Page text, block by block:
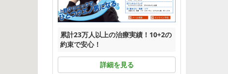
累計23万人以上の治療実績！10+2の
約束で安心！
詳細を見る